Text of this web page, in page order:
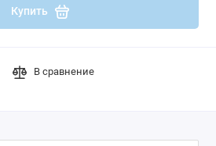
Купить
В сравнение